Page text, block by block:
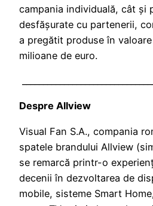
campania individuală, cât și
desfășurate cu partenerii,
a pregătit produse în
milioane de euro.
Despre Allview
Visual Fan S.A., compania
spatele brandului Allview
se remarcă printr-o
decenii în dezvoltarea de
mobile, sisteme Smart